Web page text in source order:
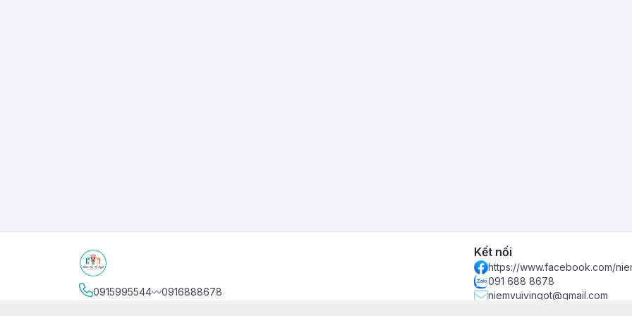
0915995544〰️0916888678
Kết nối
https://www.facebook.com/
091 688 8678
niemvuivingot@gmail.com